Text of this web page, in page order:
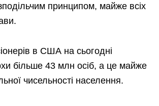
принципом, майже всіх
в США на сьогодні
більше 43 млн осіб, а це майже
чисельності населення.